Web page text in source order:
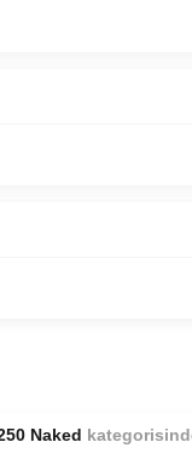
Naked